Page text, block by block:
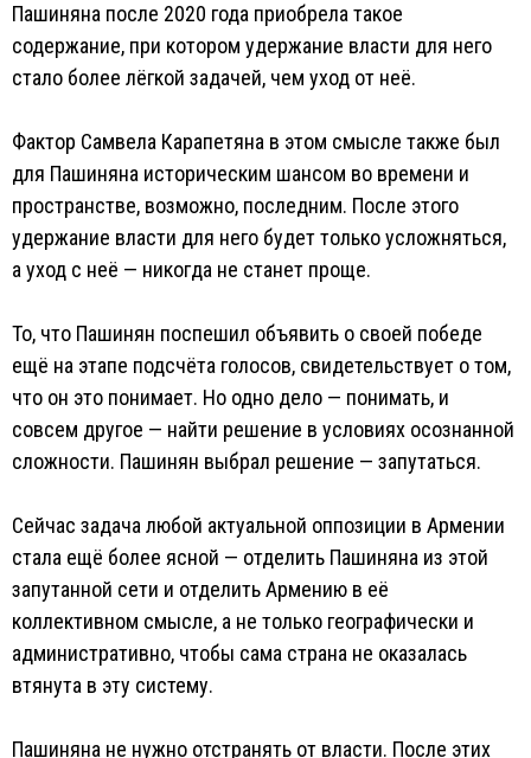
Пашиняна после 2020 года приобрела такое
содержание, при котором удержание власти для него
стало более лёгкой задачей, чем уход от неё.
Фактор Самвела Карапетяна в этом смысле также был
для Пашиняна историческим шансом во времени и
пространстве, возможно, последним. После этого
удержание власти для него будет только усложняться,
а уход с неё — никогда не станет проще.
То, что Пашинян поспешил объявить о своей победе
ещё на этапе подсчёта голосов, свидетельствует о том,
что он это понимает. Но одно дело — понимать, и
совсем другое — найти решение в условиях осознанной
сложности. Пашинян выбрал решение — запутаться.
Сейчас задача любой актуальной оппозиции в Армении
стала ещё более ясной — отделить Пашиняна из этой
запутанной сети и отделить Армению в её
коллективном смысле, а не только географически и
административно, чтобы сама страна не оказалась
втянута в эту систему.
Пашиняна не нужно отстранять от власти. После этих